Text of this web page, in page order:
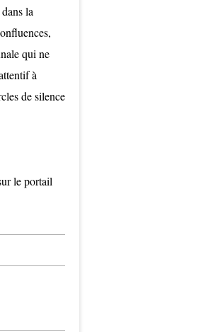
la
qui ne
à
de silence
le portail